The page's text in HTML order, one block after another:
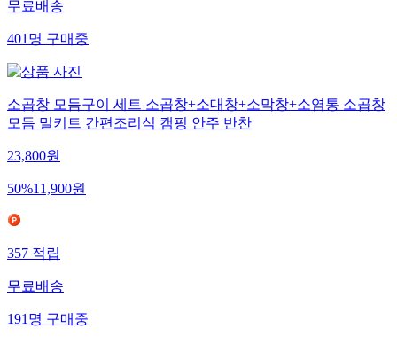
무료배송
401명구매중
소곱창 모듬구이 세트 소곱창+소대창+소막창+소염통 소곱창
모듬 밀키트 간편조리식 캠핑 안주 반찬
23,800원
50%11,900원
357적립
무료배송
191명구매중